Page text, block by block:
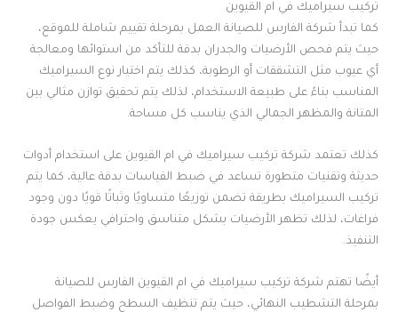
تركيب سيراميك في ام القيوين
كما تبدأ شركة الفارس للصيانة العمل بمرحلة تقييم شاملة للموقع،
حيث يتم فحص الأرضيات والجدران بدقة للتأكد من استوائها ومعالجة
أي عيوب مثل التشققات أو الرطوبة، كذلك يتم اختيار نوع السيراميك
المناسب بناءً على طبيعة الاستخدام، لذلك يتم تحقيق توازن مثالي بين
المتانة والمظهر الجمالي الذي يناسب كل مساحة.
كذلك تعتمد شركة تركيب سيراميك في ام القيوين على استخدام أدوات
حديثة وتقنيات متطورة تساعد في ضبط القياسات بدقة عالية، كما يتم
تركيب السيراميك بطريقة تضمن توزيعًا متساويًا وثباتًا قويًا دون وجود
فراغات، لذلك تظهر الأرضيات بشكل متناسق واحترافي يعكس جودة
التنفيذ.
أيضًا تهتم شركة تركيب سيراميك في ام القيوين الفارس للصيانة
بمرحلة التشطيب النهائي، حيث يتم تنظيف السطح وضبط الفواصل